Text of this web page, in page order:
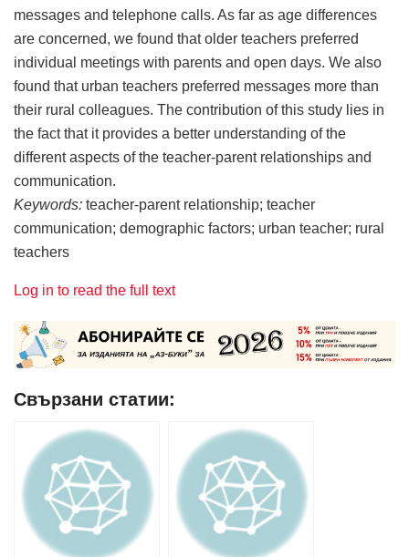
messages and telephone calls. As far as age differences
are concerned, we found that older teachers preferred
individual meetings with parents and open days. We also
found that urban teachers preferred messages more than
their rural colleagues. The contribution of this study lies in
the fact that it provides a better understanding of the
different aspects of the teacher-parent relationships and
communication.
Keywords: teacher-parent relationship; teacher
communication; demographic factors; urban teacher; rural
teachers
Log in to read the full text
Свързани статии: